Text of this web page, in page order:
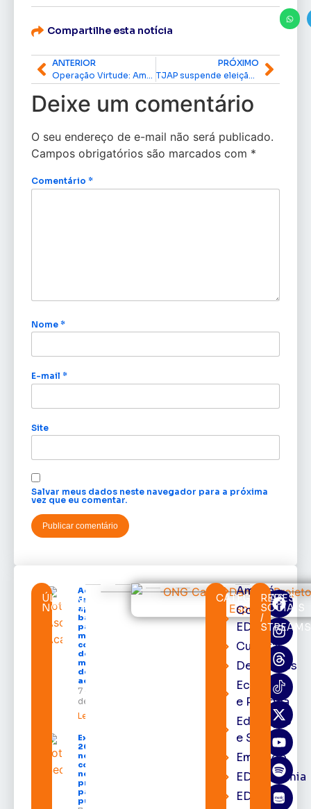
Compartilhe esta notícia
ANTERIOR
Operação Virtude: Amapá participa de ação nacional de combate à violência contra idosos
PRÓXIMO
TJAP suspende eleição antecipada da Câmara de Macapá com chapa única liderada por DaLua
Deixe um comentário
O seu endereço de e-mail não será publicado.
Campos obrigatórios são marcados com *
Comentário *
Nome *
E-mail *
Site
Salvar meus dados neste navegador para a próxima
vez que eu comentar.
ÚLTIMAS
NOTÍCIAS
Acácio
Favacho
apresenta
balanço
parcial do
mandato
com mais
de R$ 668
milhões
destinados
ao Amapá
7 de agosto
de 2026
Leia mais »
Expofeira
2026 começa
neste sábado
com shows,
negócios e
programação
para todos os
públicos
CATEGORIAS
Amapá
Cortes
EDcast
Cultura
Destaques
Economia
e Política
Educação
e Saúde
Emprego
EDacademia
EDbrasília
REDES
SOCIAIS
/
STREAMS